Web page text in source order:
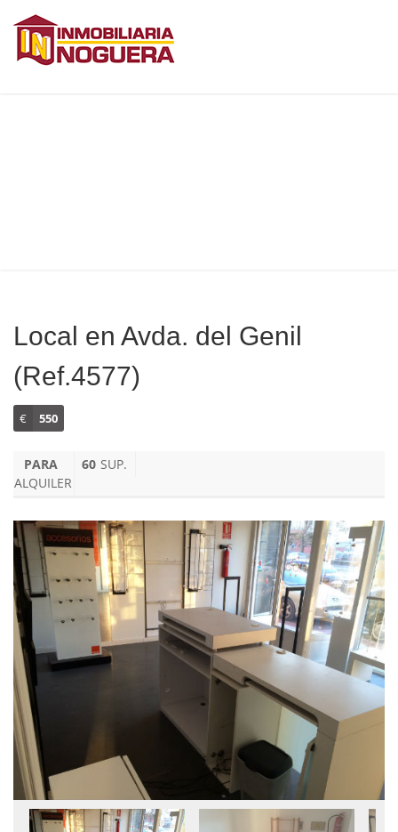
Local en Avda. del Genil
(Ref.4577)
€ 550
PARA
ALQUILER
60 SUP.